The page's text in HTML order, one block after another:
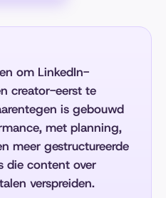
om LinkedIn-
creator-eerst te
is gebouwd
met planning,
meer gestructureerde
die content over
verspreiden.